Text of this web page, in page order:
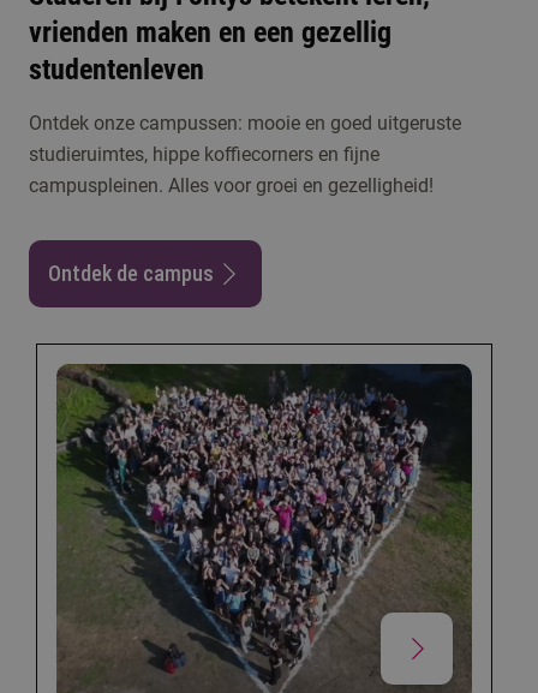
vrienden maken en een gezellig
studentenleven
Ontdek onze campussen: mooie en goed uitgeruste
studieruimtes, hippe koffiecorners en fijne
campuspleinen. Alles voor groei en gezelligheid!
Ontdek de campus